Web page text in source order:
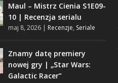
Maul – Mistrz Cienia S1E09-
10 | Recenzja serialu
maj 8, 2026| Recenzje, Seriale
Znamy datę premiery
nowej gry | „Star Wars:
Galactic Racer”